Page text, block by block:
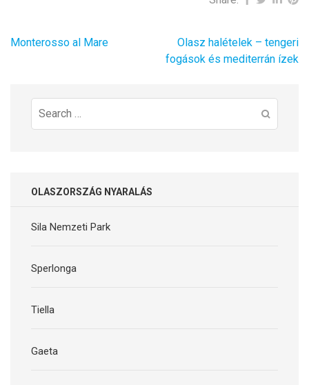
Bejegyzés
Monterosso al Mare
Olasz halételek – tengeri
fogások és mediterrán ízek
Search
for:
OLASZORSZÁG NYARALÁS
Sila Nemzeti Park
Sperlonga
Tiella
Gaeta